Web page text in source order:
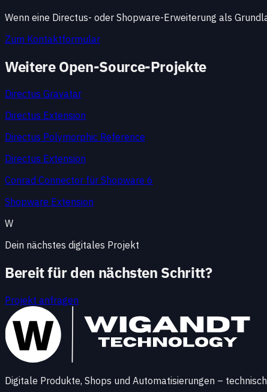
Wenn eine Directus- oder Shopware-Erweiterung als
Zum Kontaktformular
Weitere Open-Source-Projekte
Directus Gravatar
Directus Extension
Directus Polymorphic Reference
Directus Extension
Conrad Connector für Shopware 6
Shopware Extension
W
Dein nächstes digitales Projekt
Bereit für den nächsten Schritt?
Projekt anfragen
Digitale Produkte, Shops und Automatisierungen –